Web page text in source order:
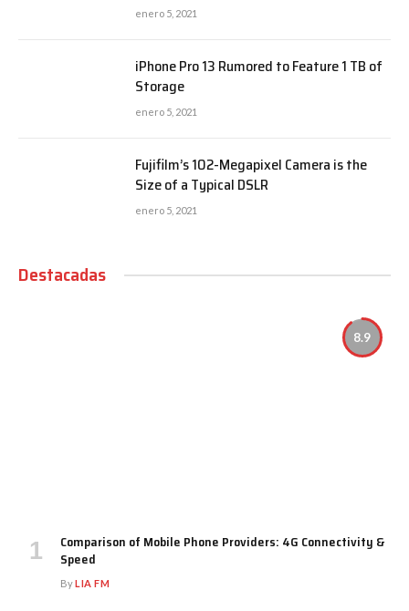
enero 5, 2021
iPhone Pro 13 Rumored to Feature 1 TB of
Storage
enero 5, 2021
Fujifilm’s 102-Megapixel Camera is the
Size of a Typical DSLR
enero 5, 2021
Destacadas
8.9
Comparison of Mobile Phone Providers: 4G Connectivity &
Speed
ByLIA FM